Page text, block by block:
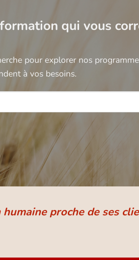
qui vous
pour explorer nos
proche de ses